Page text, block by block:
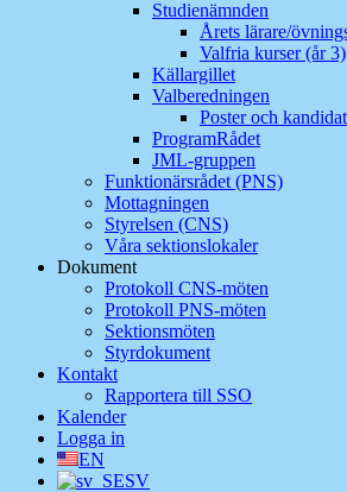
Studienämnden
Årets lärare/
Valfria kurser (år 3)
Källargillet
Valberedningen
Poster och
ProgramRådet
JML-gruppen
Funktionärsrådet (PNS)
Mottagningen
Styrelsen (CNS)
Våra sektionslokaler
Dokument
Protokoll CNS-möten
Protokoll PNS-möten
Sektionsmöten
Styrdokument
Kontakt
Rapportera till SSO
Kalender
Logga in
EN
SV